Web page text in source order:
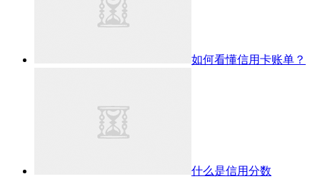
如何看懂信用卡账单？
什么是信用分数